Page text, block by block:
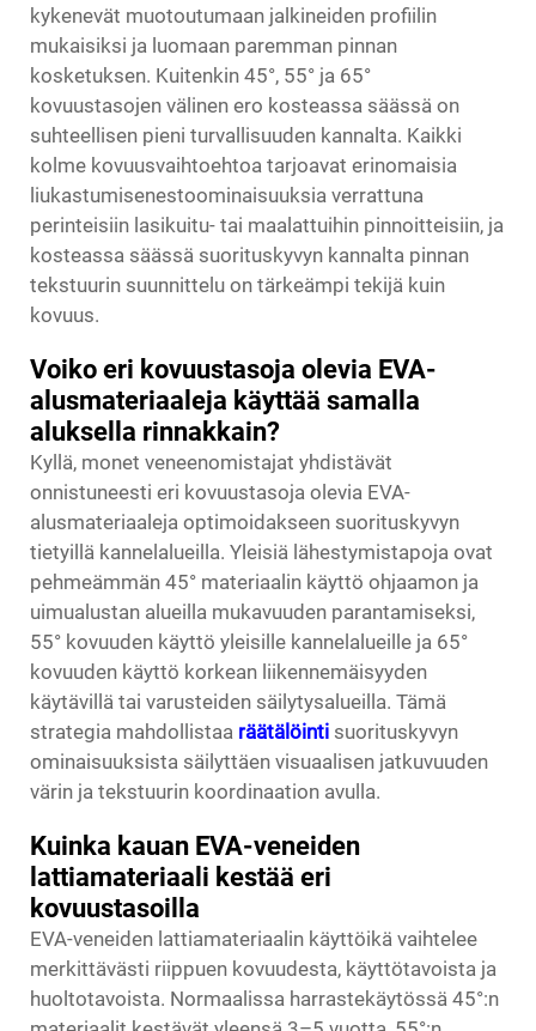
kykenevät muotoutumaan jalkineiden profiilin
mukaisiksi ja luomaan paremman pinnan
kosketuksen. Kuitenkin 45°, 55° ja 65°
kovuustasojen välinen ero kosteassa säässä on
suhteellisen pieni turvallisuuden kannalta. Kaikki
kolme kovuusvaihtoehtoa tarjoavat erinomaisia
liukastumisenestoominaisuuksia verrattuna
perinteisiin lasikuitu- tai maalattuihin pinnoitteisiin, ja
kosteassa säässä suorituskyvyn kannalta pinnan
tekstuurin suunnittelu on tärkeämpi tekijä kuin
kovuus.
Voiko eri kovuustasoja olevia EVA-
alusmateriaaleja käyttää samalla
aluksella rinnakkain?
Kyllä, monet veneenomistajat yhdistävät
onnistuneesti eri kovuustasoja olevia EVA-
alusmateriaaleja optimoidakseen suorituskyvyn
tietyillä kannelalueilla. Yleisiä lähestymistapoja ovat
pehmeämmän 45° materiaalin käyttö ohjaamon ja
uimualustan alueilla mukavuuden parantamiseksi,
55° kovuuden käyttö yleisille kannelalueille ja 65°
kovuuden käyttö korkean liikennemäisyyden
käytävillä tai varusteiden säilytysalueilla. Tämä
strategia mahdollistaa räätälöinti suorituskyvyn
ominaisuuksista säilyttäen visuaalisen jatkuvuuden
värin ja tekstuurin koordinaation avulla.
Kuinka kauan EVA-veneiden
lattiamateriaali kestää eri
kovuustasoilla
EVA-veneiden lattiamateriaalin käyttöikä vaihtelee
merkittävästi riippuen kovuudesta, käyttötavoista ja
huoltotavoista. Normaalissa harrastekäytössä 45°:n